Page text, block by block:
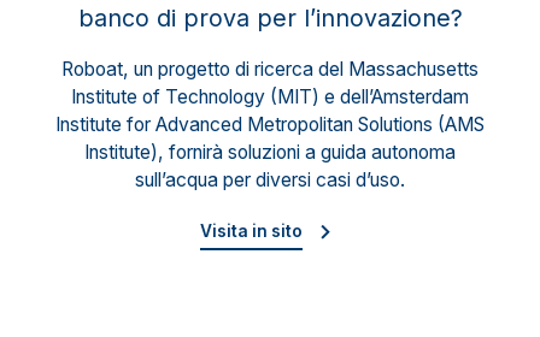
banco di prova per l’innovazione?
Roboat, un progetto di ricerca del Massachusetts
Institute of Technology (MIT) e dell’Amsterdam
Institute for Advanced Metropolitan Solutions (AMS
Institute), fornirà soluzioni a guida autonoma
sull’acqua per diversi casi d’uso.
Visita in sito